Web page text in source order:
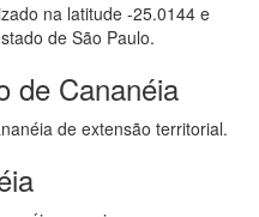
na latitude -25.0144 e
de São Paulo.
de Cananéia
de extensão territorial.